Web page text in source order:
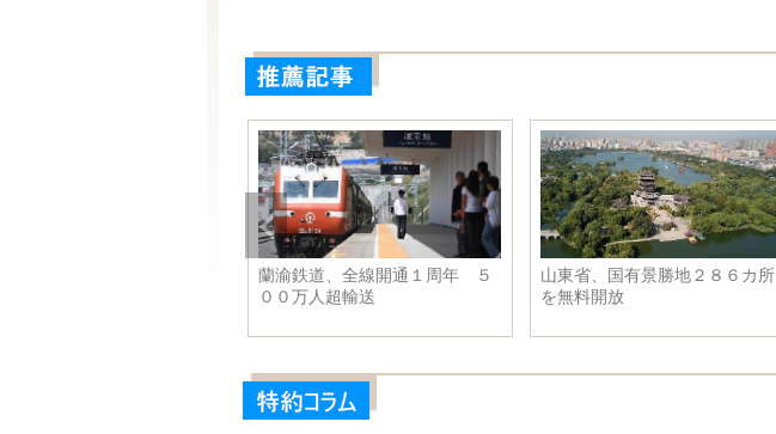
蘭渝鉄道、全線開通１周年 ５
００万人超輸送
山東省、国有景勝地２８６カ所
を無料開放